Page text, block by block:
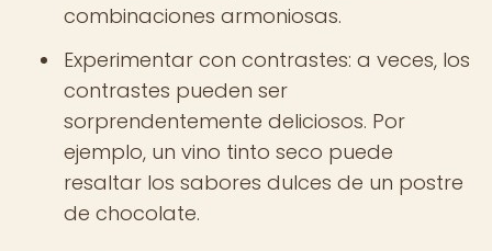
combinaciones armoniosas.
Experimentar con contrastes: a veces, los
contrastes pueden ser
sorprendentemente deliciosos. Por
ejemplo, un vino tinto seco puede
resaltar los sabores dulces de un postre
de chocolate.